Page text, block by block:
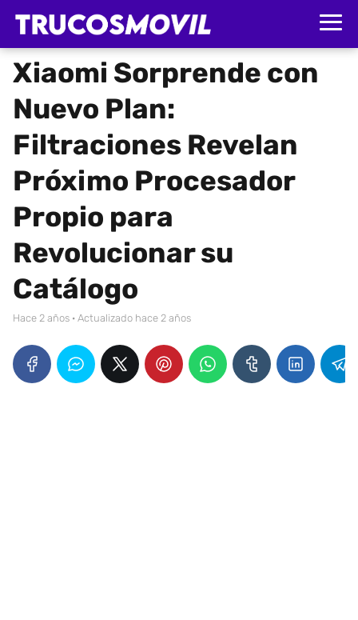
Xiaomi Sorprende con
Nuevo Plan:
Filtraciones Revelan
Próximo Procesador
Propio para
Revolucionar su
Catálogo
hace 2 años · Actualizado hace 2 años